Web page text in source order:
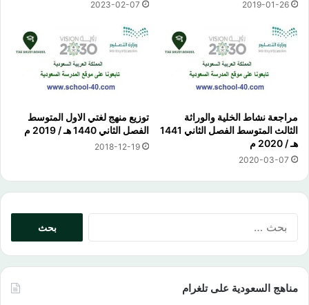
2019-01-26
2023-02-07
مراجعة نشاط الخلية والوراثة
الثالث المتوسط الفصل الثاني 1441
هـ / 2020 م
2020-03-07
توزيع منهج لغتي الاول المتوسط
الفصل الثاني 1440 هـ / 2019 م
2018-12-19
مناهج السعودية على تلغرام